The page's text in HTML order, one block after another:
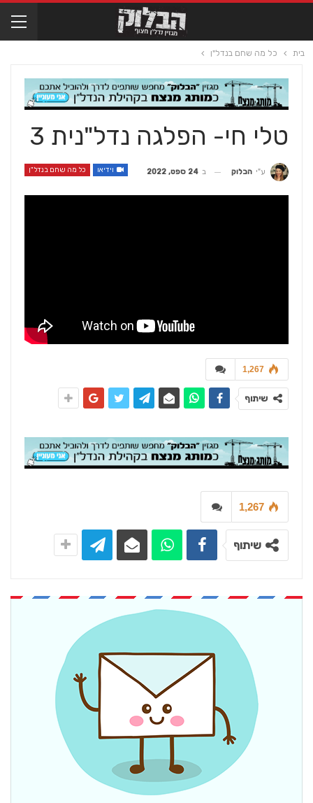
בית כל מה שחם בנדל"ן
טלי חי- הפלגה נדל"נית 3
וידיאו כל מה שחם בנדל"ן ע"י הבלוק ב 24 ספט, 2022
1,267
שיתוף
1,267
שיתוף